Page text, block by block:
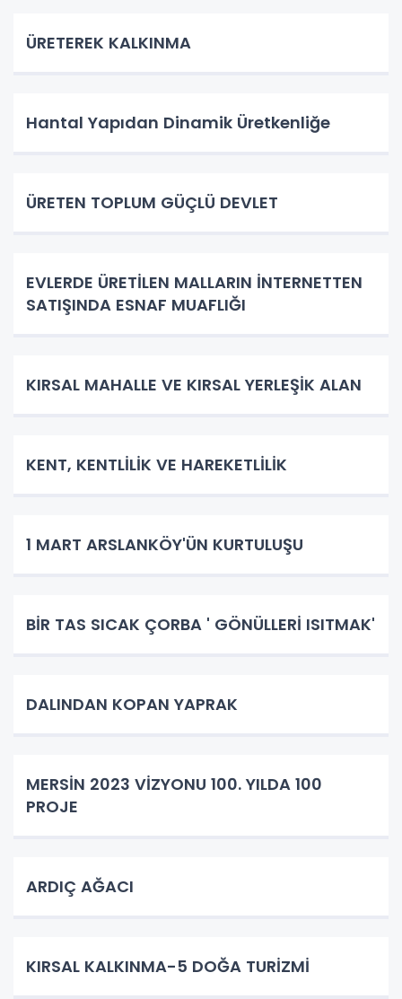
ÜRETEREK KALKINMA
Hantal Yapıdan Dinamik Üretkenliğe
ÜRETEN TOPLUM GÜÇLÜ DEVLET
EVLERDE ÜRETİLEN MALLARIN İNTERNETTEN
SATIŞINDA ESNAF MUAFLIĞI
KIRSAL MAHALLE VE KIRSAL YERLEŞİK ALAN
KENT, KENTLİLİK VE HAREKETLİLİK
1 MART ARSLANKÖY'ÜN KURTULUŞU
BİR TAS SICAK ÇORBA ' GÖNÜLLERİ ISITMAK'
DALINDAN KOPAN YAPRAK
MERSİN 2023 VİZYONU 100. YILDA 100
PROJE
ARDIÇ AĞACI
KIRSAL KALKINMA-5 DOĞA TURİZMİ